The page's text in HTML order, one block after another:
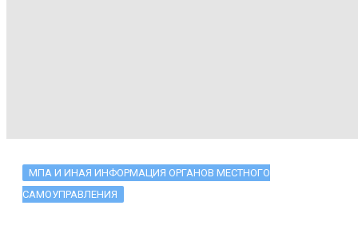
МПА И ИНАЯ ИНФОРМАЦИЯ ОРГАНОВ МЕСТНОГО
САМОУПРАВЛЕНИЯ